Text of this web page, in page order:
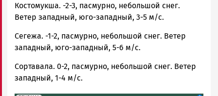
Костомукша. -2-3, пасмурно, небольшой снег.
Ветер западный, юго-западный, 3-5 м/с.
Сегежа. -1-2, пасмурно, небольшой снег. Ветер
западный, юго-западный, 5-6 м/с.
Сортавала. 0-2, пасмурно, небольшой снег. Ветер
западный, 1-4 м/с.